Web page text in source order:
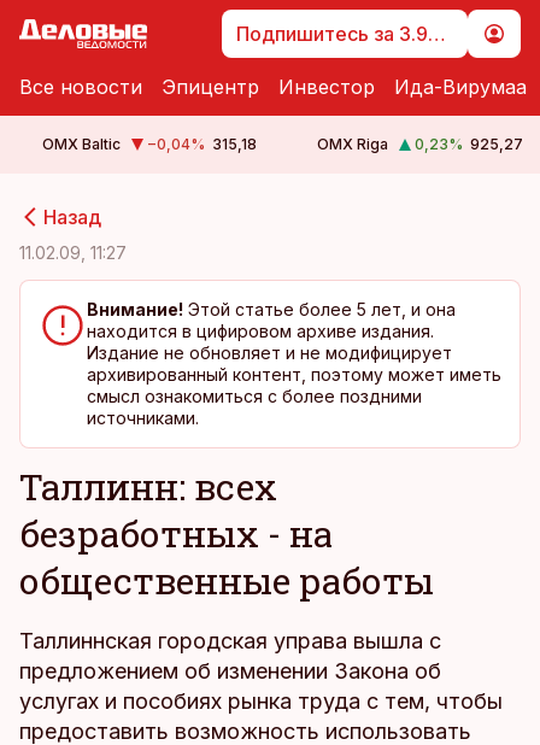
Подпишитесь за 3.99 €
Все новости Эпицентр Инвестор Ида-Вирумаа
OMX Baltic −0,04% 315,18 OMX Riga 0,23% 925,27
Назад
11.02.09, 11:27
Внимание! Этой статье более 5 лет, и она
находится в цифировом архиве издания.
Издание не обновляет и не модифицирует
архивированный контент, поэтому может иметь
смысл ознакомиться с более поздними
источниками.
Таллинн: всех
безработных - на
общественные работы
Таллиннская городская управа вышла с
предложением об изменении Закона об
услугах и пособиях рынка труда с тем, чтобы
предоставить возможность использовать